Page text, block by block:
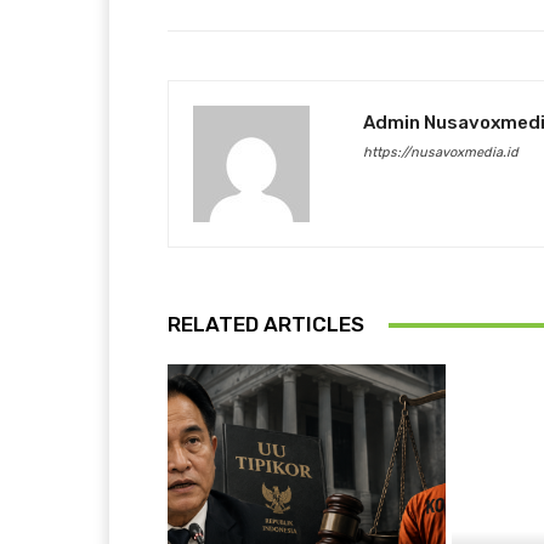
Admin
https://nusavoxmedia.id
RELATED ARTICLES